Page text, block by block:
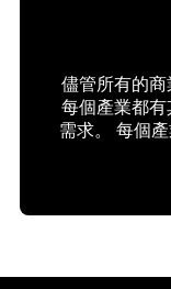
儘管所有的
每個產業都
需求。 每個